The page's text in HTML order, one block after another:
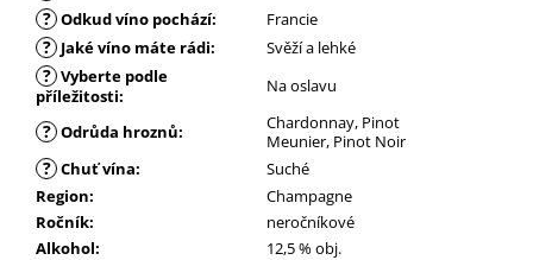
? Odkud víno pochází: Francie
? Jaké víno máte rádi: Svěží a lehké
? Vyberte podle
příležitosti: Na oslavu
? Odrůda hroznů:
Chardonnay, Pinot
Meunier, Pinot Noir
? Chuť vína:
Suché
Region:
Champagne
Ročník:
neročníkové
Alkohol:
12,5 % obj.
u
e
m
e